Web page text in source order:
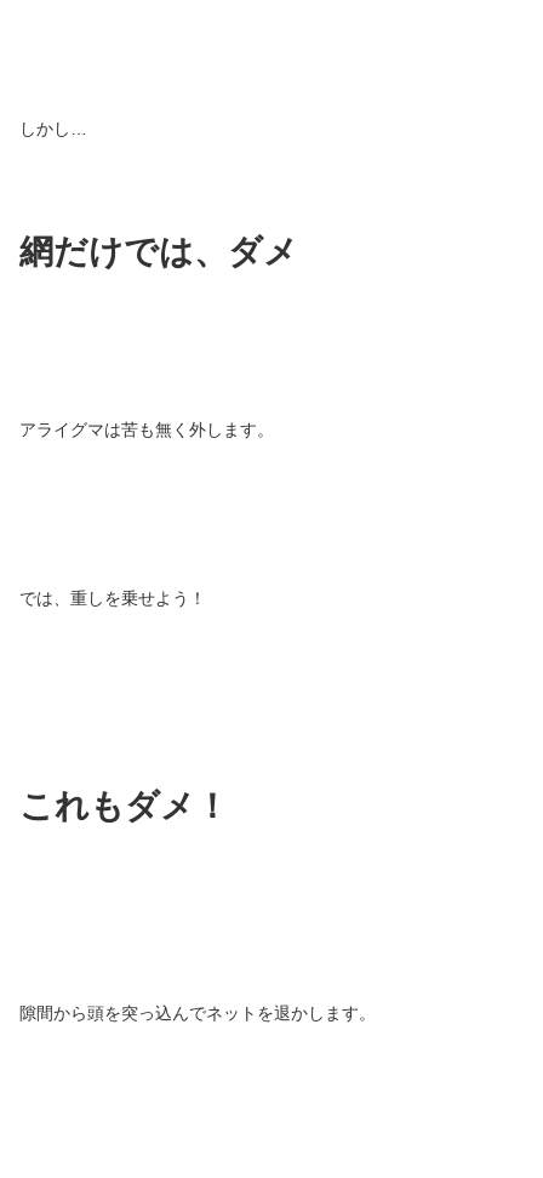
しかし…
網だけでは、ダメ
アライグマは苦も無く外します。
では、重しを乗せよう！
これもダメ！
隙間から頭を突っ込んでネットを退かします。